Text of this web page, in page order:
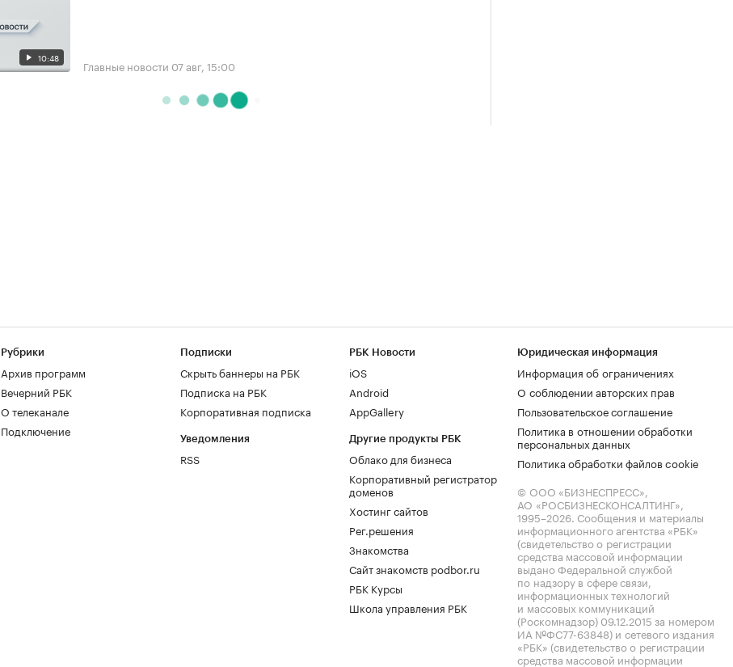
10:48 Главные новости 07 авг, 15:00
Рубрики
Архив программ
Вечерний РБК
О телеканале
Подключение
Подписки
Скрыть баннеры на РБК
Подписка на РБК
Корпоративная подписка
Уведомления
RSS
РБК Новости
iOS
Android
AppGallery
Другие продукты РБК
Облако для бизнеса
Корпоративный регистратор
доменов
Хостинг сайтов
Рег.решения
Знакомства
Сайт знакомств podbor.ru
РБК Курсы
Школа управления РБК
Юридическая информация
Информация об ограничениях
О соблюдении авторских прав
Пользовательское соглашение
Политика в отношении обработки
персональных данных
Политика обработки файлов cookie
© ООО «БИЗНЕСПРЕСС»,
АО «РОСБИЗНЕСКОНСАЛТИНГ»,
1995–2026. Сообщения и материалы
информационного агентства «РБК»
(свидетельство о регистрации
средства массовой информации
выдано Федеральной службой
по надзору в сфере связи,
информационных технологий
и массовых коммуникаций
(Роскомнадзор) 09.12.2015 за номером
ИА №ФС77-63848) и сетевого издания
«РБК» (свидетельство о регистрации
средства массовой информации